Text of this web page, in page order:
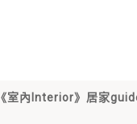
《室內Interior》居家